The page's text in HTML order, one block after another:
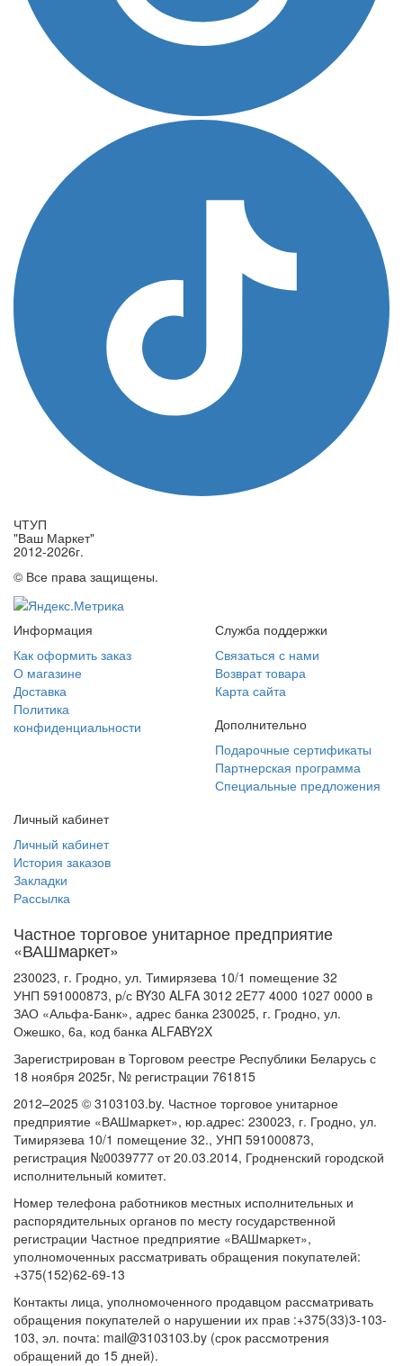
ЧТУП
"Ваш Маркет"
2012-2026г.
© Все права защищены.
Информация
Как оформить заказ
О магазине
Доставка
Политика
конфиденциальности
Служба поддержки
Связаться с нами
Возврат товара
Карта сайта
Дополнительно
Подарочные сертификаты
Партнерская программа
Специальные предложения
Личный кабинет
Личный кабинет
История заказов
Закладки
Рассылка
Частное торговое унитарное предприятие
«ВАШмаркет»
230023, г. Гродно, ул. Тимирязева 10/1 помещение 32
УНП 591000873, р/с BY30 ALFA 3012 2E77 4000 1027 0000 в
ЗАО «Альфа-Банк», адрес банка 230025, г. Гродно, ул.
Ожешко, 6а, код банка ALFABY2X
Зарегистрирован в Торговом реестре Республики Беларусь с
18 ноября 2025г, № регистрации 761815
2012–2025 © 3103103.by. Частное торговое унитарное
предприятие «ВАШмаркет», юр.адрес: 230023, г. Гродно, ул.
Тимирязева 10/1 помещение 32., УНП 591000873,
регистрация №0039777 от 20.03.2014, Гродненский городской
исполнительный комитет.
Номер телефона работников местных исполнительных и
распорядительных органов по месту государственной
регистрации Частное предприятие «ВАШмаркет»,
уполномоченных рассматривать обращения покупателей:
+375(152)62-69-13
Контакты лица, уполномоченного продавцом рассматривать
обращения покупателей о нарушении их прав :+375(33)3-103-
103, эл. почта: mail@3103103.by (срок рассмотрения
обращений до 15 дней).